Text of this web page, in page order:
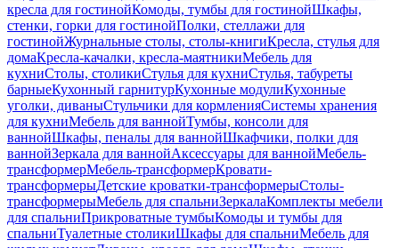
кресла для гостинойКомоды, тумбы для гостинойШкафы,
стенки, горки для гостинойПолки, стеллажи для
гостинойЖурнальные столы, столы-книгиКресла, стулья для
домаКресла-качалки, кресла-маятникиМебель для
кухниСтолы, столикиСтулья для кухниСтулья, табуреты
барныеКухонный гарнитурКухонные модулиКухонные
уголки, диваныСтульчики для кормленияСистемы хранения
для кухниМебель для ваннойТумбы, консоли для
ваннойШкафы, пеналы для ваннойШкафчики, полки для
ваннойЗеркала для ваннойАксессуары для ваннойМебель-
трансформерМебель-трансформерКровати-
трансформерыДетские кроватки-трансформерыСтолы-
трансформерыМебель для спальниЗеркалаКомплекты мебели
для спальниПрикроватные тумбыКомоды и тумбы для
спальниТуалетные столикиШкафы для спальниМебель для